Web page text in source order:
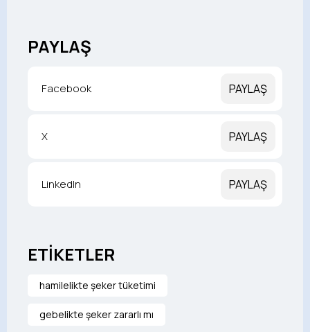
PAYLAŞ
Facebook PAYLAŞ
X PAYLAŞ
LinkedIn PAYLAŞ
ETİKETLER
hamilelikte şeker tüketimi
gebelikte şeker zararlı mı